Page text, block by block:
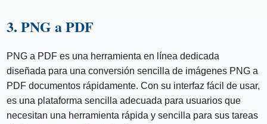
3. PNG a PDF
PNG a PDF es una herramienta en línea dedicada
diseñada para una conversión sencilla de imágenes PNG a
PDF documentos rápidamente. Con su interfaz fácil de usar,
es una plataforma sencilla adecuada para usuarios que
necesitan una herramienta rápida y sencilla para sus tareas